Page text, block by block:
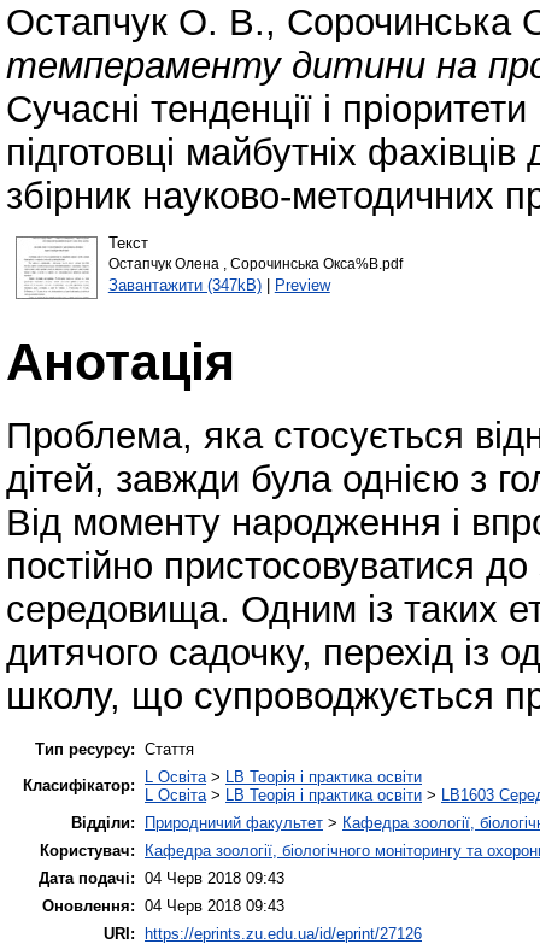
Остапчук О. В., Сорочинська
темпераменту дитини на
Сучасні тенденції і
підготовці майбутніх
збірник науково-методичних
Текст
Остапчук Олена , Сорочинська Окса%B.pdf
Завантажити (347kB)| Preview
Анотація
Проблема, яка стосується
дітей, завжди була однією з
Від моменту народження і
постійно пристосовуватися
середовища. Одним із таких
дитячого садочку, перехід із
школу, що супроводжується
Тип ресурсу: Стаття
Класифікатор:
L Освіта > LB Теорія і практика освіти
L Освіта > LB Теорія і практика освіти > LB1603
Відділи:
Природничий факультет > Кафедра зоології,
Користувач:
Кафедра зоології, біологічного моніторингу та
Дата подачі: 04 Черв 2018 09:43
Оновлення: 04 Черв 2018 09:43
URI: https://eprints.zu.edu.ua/id/eprint/27126